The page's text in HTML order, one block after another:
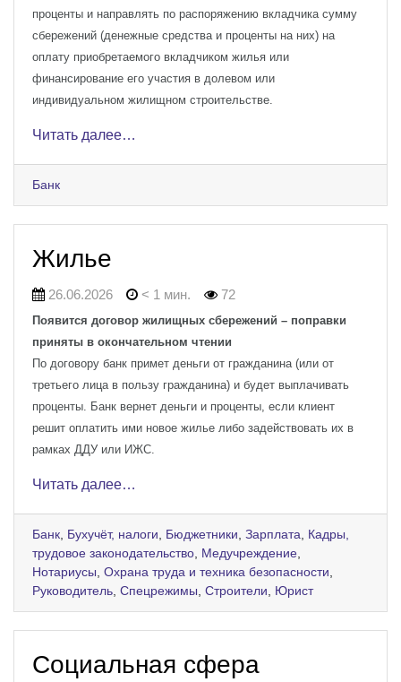
проценты и направлять по распоряжению вкладчика сумму
сбережений (денежные средства и проценты на них) на
оплату приобретаемого вкладчиком жилья или
финансирование его участия в долевом или
индивидуальном жилищном строительстве.
Читать далее…
Банк
Жилье
26.06.2026 < 1 мин. 72
Появится договор жилищных сбережений – поправки
приняты в окончательном чтении
По договору банк примет деньги от гражданина (или от
третьего лица в пользу гражданина) и будет выплачивать
проценты. Банк вернет деньги и проценты, если клиент
решит оплатить ими новое жилье либо задействовать их в
рамках ДДУ или ИЖС.
Читать далее…
Банк Бухучёт, налоги Бюджетники Зарплата
Кадры,
трудовое законодательство Медучреждение
Нотариусы Охрана труда и техника безопасности
Руководитель Спецрежимы Строители Юрист
Социальная сфера